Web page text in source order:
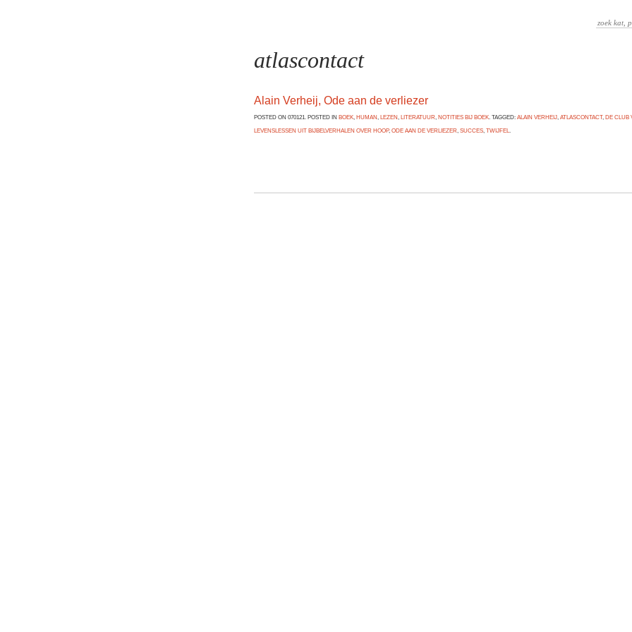
atlascontact
Alain Verheij, Ode aan de verliezer
POSTED ON 070121. POSTED IN BOEK, HUMAN, LEZEN, LITERATUUR, NOTITIES BIJ BOEK. TAGGED: ALAIN VERHEIJ, ATLASCONTACT, DE CLUB
LEVENSLESSEN UIT BIJBELVERHALEN OVER HOOP, ODE AAN DE VERLIEZER, SUCCES, TWIJFEL.